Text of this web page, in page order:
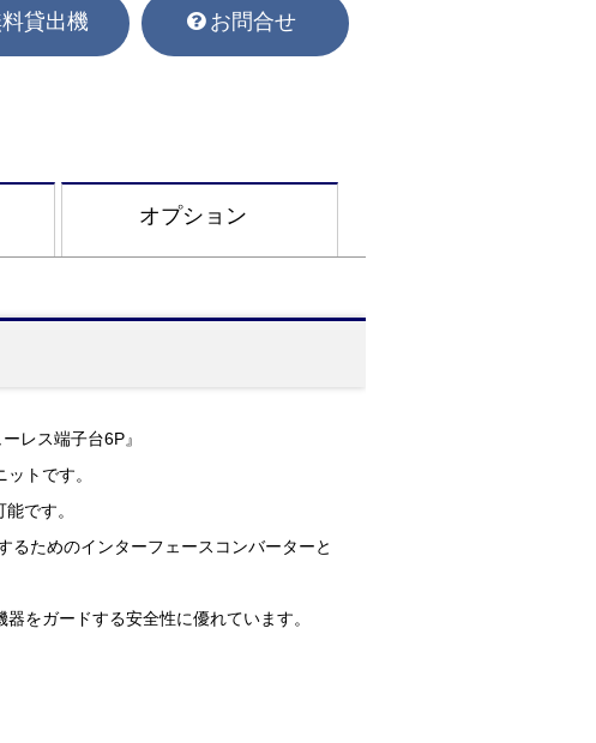
貸出機 お問合せ
オプション
レス端子台6P』
トです。
です。
るためのインターフェースコンバーターと
をガードする安全性に優れています。